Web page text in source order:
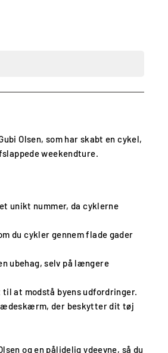
Olsen, som har skabt en cykel,
weekendture.
unikt nummer, da cyklerne
du cykler gennem flade gader
ubehag, selv på længere
at modstå byens udfordringer.
der beskytter dit tøj
og en pålidelig ydeevne, så du